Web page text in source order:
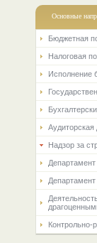
Основные
Бюджетная
Налоговая
Исполнение
Аудиторская
Надзор за
Контрольно-